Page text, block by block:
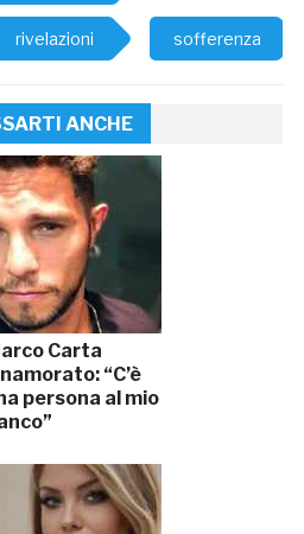
rivelazioni sofferenza
ANCHE
Carta
“C’è
persona al mio